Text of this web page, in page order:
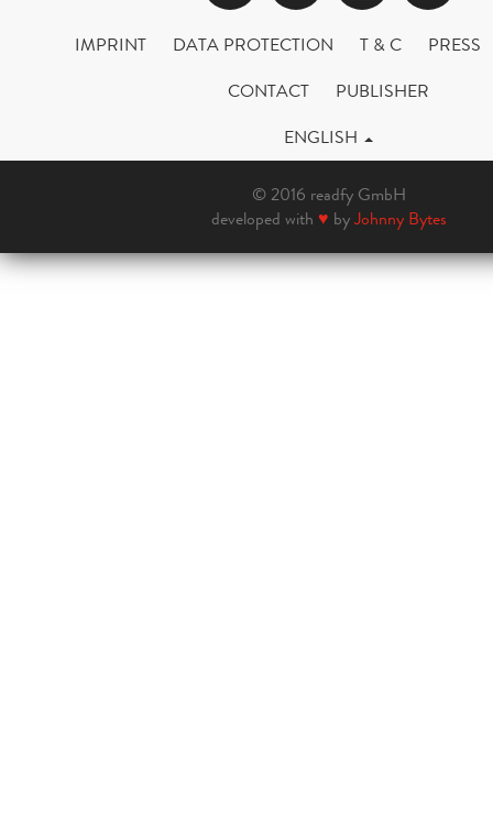
IMPRINT DATA PROTECTION T & C
PRESS
CONTACT
PUBLISHER
ENGLISH
© 2016 readfy GmbH
developed with ♥ byJohnny Bytes